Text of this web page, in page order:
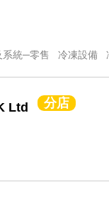
系統─零售 冷凍設備
Ltd 分店